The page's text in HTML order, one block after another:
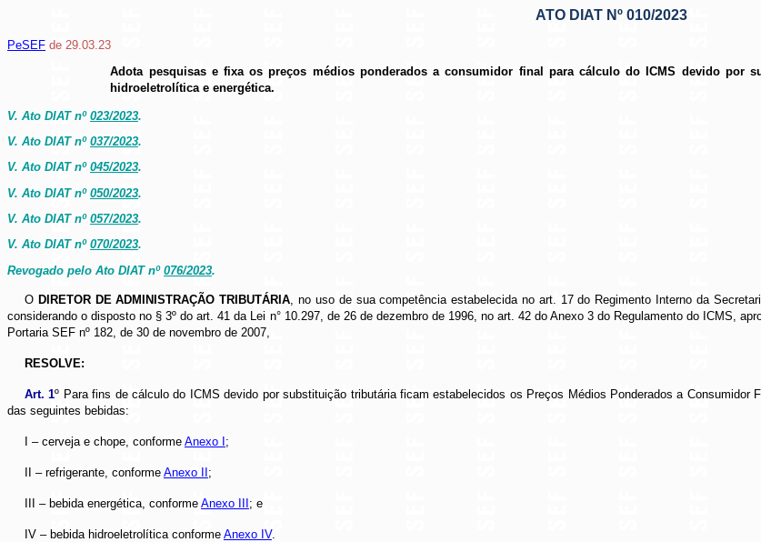
ATO DIAT Nº 010/2023
PeSEF de 29.03.23
Adota pesquisas e fixa os preços médios ponderados a consumidor final para cálculo do ICMS devido por
hidroeletrolítica e energética.
V. Ato DIAT nº 023/2023.
V. Ato DIAT nº 037/2023.
V. Ato DIAT nº 045/2023.
V. Ato DIAT nº 050/2023.
V. Ato DIAT nº 057/2023.
V. Ato DIAT nº 070/2023.
Revogado pelo Ato DIAT nº 076/2023.
O DIRETOR DE ADMINISTRAÇÃO TRIBUTÁRIA , no uso de sua competência estabelecida no art. 17 do Regimento Interno da
considerando o disposto no § 3º do art. 41 da Lei n° 10.297, de 26 de dezembro de 1996, no art. 42 do Anexo 3 do Regulamento do ICMS,
Portaria SEF nº 182, de 30 de novembro de 2007,
RESOLVE:
Art. 1º Para fins de cálculo do ICMS devido por substituição tributária ficam estabelecidos os Preços Médios Ponderados a Consumidor
das seguintes bebidas:
I – cerveja e chope, conforme Anexo I;
II – refrigerante, conforme Anexo II;
III – bebida energética, conforme Anexo III; e
IV – bebida hidroeletrolítica conforme Anexo IV.